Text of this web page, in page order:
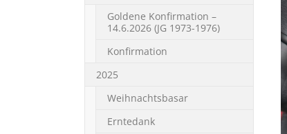
Goldene Konfirmation –
14.6.2026 (JG 1973-1976)
Konfirmation
2025
Weihnachtsbasar
Erntedank